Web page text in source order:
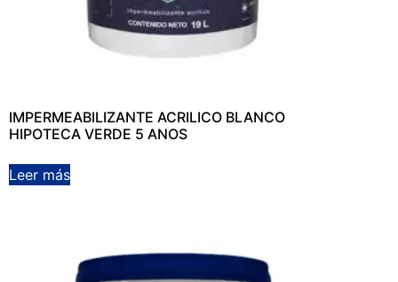
IMPERMEABILIZANTE ACRILICO BLANCO
HIPOTECA VERDE 5 ANOS
Leer más